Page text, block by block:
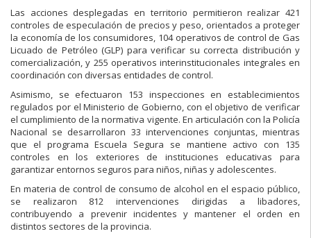
Las acciones desplegadas en territorio permitieron realizar 421
controles de especulación de precios y peso, orientados a proteger
la economía de los consumidores, 104 operativos de control de Gas
Licuado de Petróleo (GLP) para verificar su correcta distribución y
comercialización, y 255 operativos interinstitucionales integrales en
coordinación con diversas entidades de control.
Asimismo, se efectuaron 153 inspecciones en establecimientos
regulados por el Ministerio de Gobierno, con el objetivo de verificar
el cumplimiento de la normativa vigente. En articulación con la Policía
Nacional se desarrollaron 33 intervenciones conjuntas, mientras
que el programa Escuela Segura se mantiene activo con 135
controles en los exteriores de instituciones educativas para
garantizar entornos seguros para niños, niñas y adolescentes.
En materia de control de consumo de alcohol en el espacio público,
se realizaron 812 intervenciones dirigidas a libadores,
contribuyendo a prevenir incidentes y mantener el orden en
distintos sectores de la provincia.